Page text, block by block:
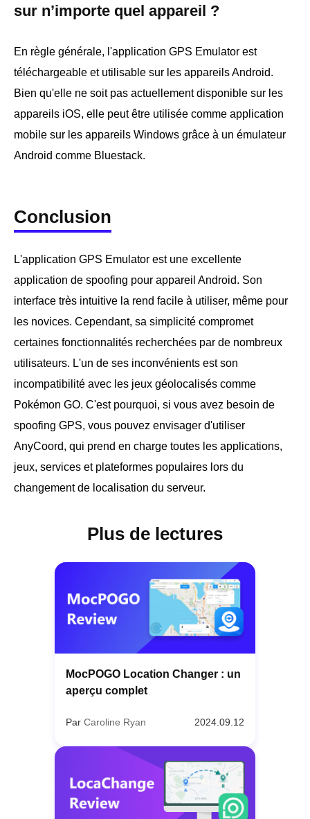
sur n’importe quel appareil ?
En règle générale, l'application GPS Emulator est
téléchargeable et utilisable sur les appareils Android.
Bien qu'elle ne soit pas actuellement disponible sur les
appareils iOS, elle peut être utilisée comme application
mobile sur les appareils Windows grâce à un émulateur
Android comme Bluestack.
Conclusion
L'application GPS Emulator est une excellente
application de spoofing pour appareil Android. Son
interface très intuitive la rend facile à utiliser, même pour
les novices. Cependant, sa simplicité compromet
certaines fonctionnalités recherchées par de nombreux
utilisateurs. L'un de ses inconvénients est son
incompatibilité avec les jeux géolocalisés comme
Pokémon GO. C'est pourquoi, si vous avez besoin de
spoofing GPS, vous pouvez envisager d'utiliser
AnyCoord, qui prend en charge toutes les applications,
jeux, services et plateformes populaires lors du
changement de localisation du serveur.
Plus de lectures
MocPOGO Location Changer : un
aperçu complet
Par Caroline Ryan 2024.09.12